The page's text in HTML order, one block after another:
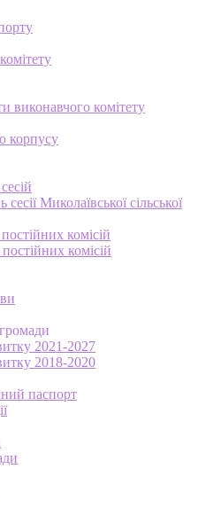
комітету
корпусу
сесії Миколаївської сільської
комісій
комісій
2021-2027
2018-2020
паспорт